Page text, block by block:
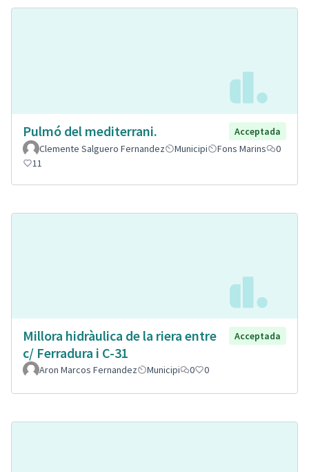
Pulmó del mediterrani.
Acceptada
Clemente Salguero Fernandez
Municipi Fons Marins
0
11
Millora hidràulica de la riera entre
c/ Ferradura i C-31
Acceptada
Aron Marcos Fernandez Municipi 0 0